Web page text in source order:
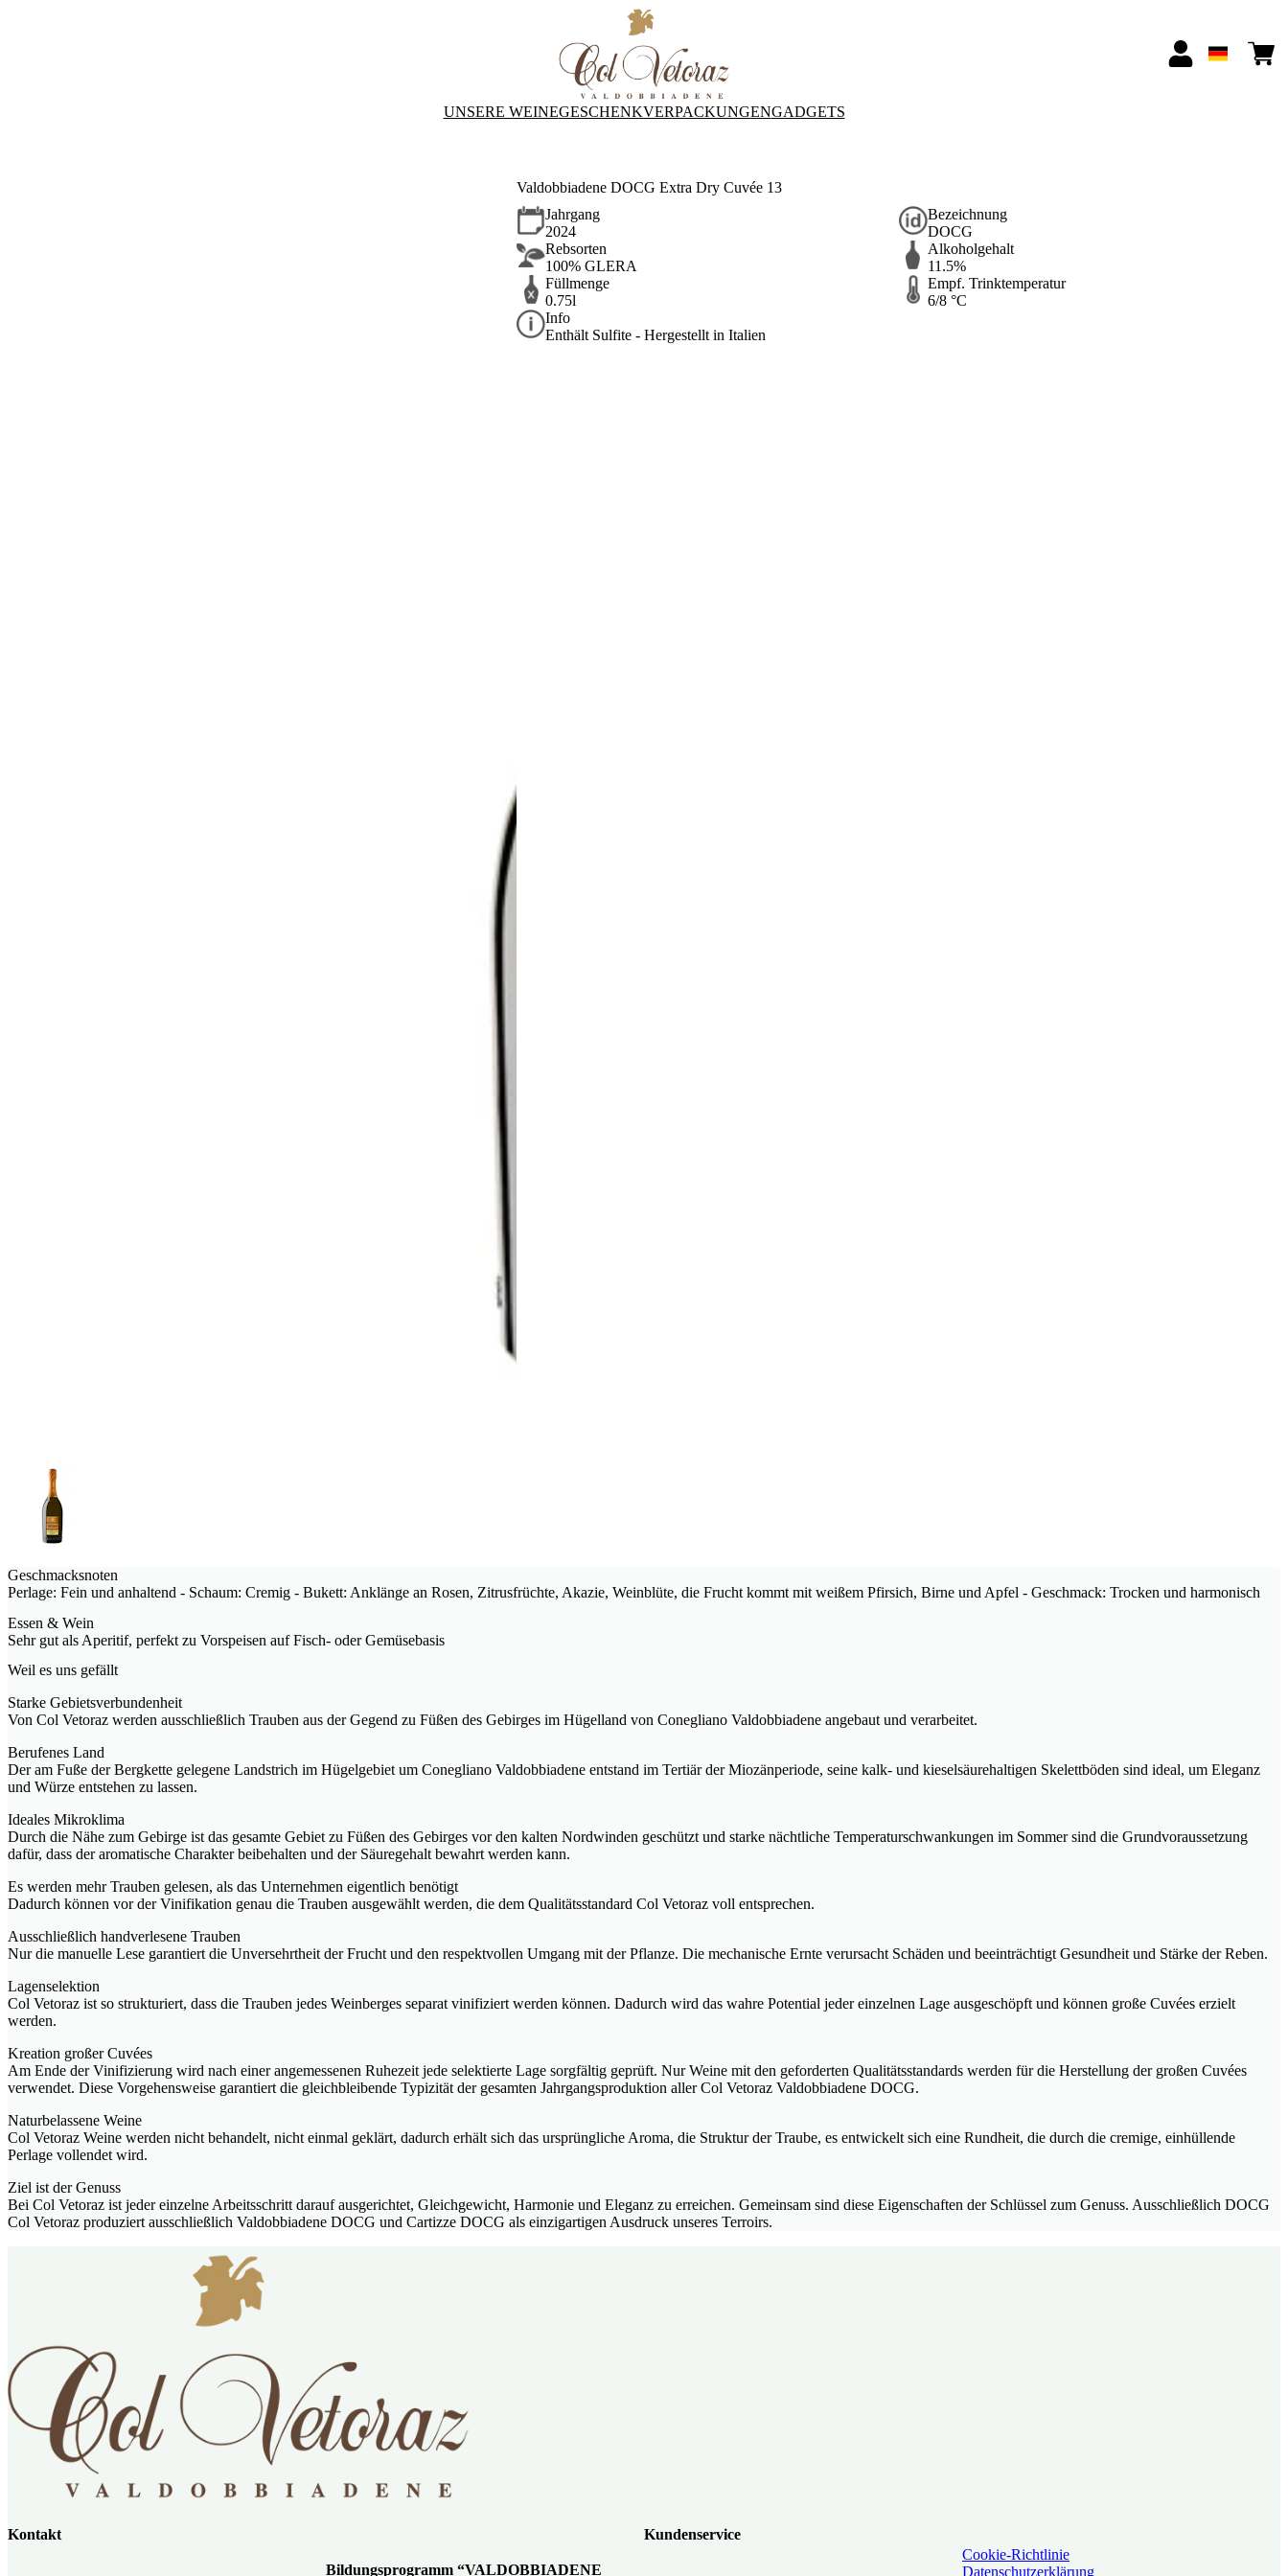
UNSERE WEINEGESCHENKVERPACKUNGENGADGETS
Valdobbiadene DOCG Extra Dry Cuvée 13
Jahrgang
2024
Bezeichnung
DOCG
Rebsorten
100% GLERA
Alkoholgehalt
11.5%
Füllmenge
0.75l
Empf. Trinktemperatur
6/8 °C
Info
Enthält Sulfite - Hergestellt in Italien
Geschmacksnoten
Perlage: Fein und anhaltend - Schaum: Cremig - Bukett: Anklänge an Rosen, Zitrusfrüchte, Akazie, Weinblüte, die Frucht kommt mit weißem Pfirsich, Birne und Apfel - Geschmack: Trocken und harmonisch
Essen & Wein
Sehr gut als Aperitif, perfekt zu Vorspeisen auf Fisch- oder Gemüsebasis
Weil es uns gefällt
Starke Gebietsverbundenheit
Von Col Vetoraz werden ausschließlich Trauben aus der Gegend zu Füßen des Gebirges im Hügelland von Conegliano Valdobbiadene angebaut und verarbeitet.
Berufenes Land
Der am Fuße der Bergkette gelegene Landstrich im Hügelgebiet um Conegliano Valdobbiadene entstand im Tertiär der Miozänperiode, seine kalk- und kieselsäurehaltigen Skelettböden sind ideal, um Eleganz
und Würze entstehen zu lassen.
Ideales Mikroklima
Durch die Nähe zum Gebirge ist das gesamte Gebiet zu Füßen des Gebirges vor den kalten Nordwinden geschützt und starke nächtliche Temperaturschwankungen im Sommer sind die Grundvoraussetzung
dafür, dass der aromatische Charakter beibehalten und der Säuregehalt bewahrt werden kann.
Es werden mehr Trauben gelesen, als das Unternehmen eigentlich benötigt
Dadurch können vor der Vinifikation genau die Trauben ausgewählt werden, die dem Qualitätsstandard Col Vetoraz voll entsprechen.
Ausschließlich handverlesene Trauben
Nur die manuelle Lese garantiert die Unversehrtheit der Frucht und den respektvollen Umgang mit der Pflanze. Die mechanische Ernte verursacht Schäden und beeinträchtigt Gesundheit und Stärke der Reben.
Lagenselektion
Col Vetoraz ist so strukturiert, dass die Trauben jedes Weinberges separat vinifiziert werden können. Dadurch wird das wahre Potential jeder einzelnen Lage ausgeschöpft und können große Cuvées erzielt
werden.
Kreation großer Cuvées
Am Ende der Vinifizierung wird nach einer angemessenen Ruhezeit jede selektierte Lage sorgfältig geprüft. Nur Weine mit den geforderten Qualitätsstandards werden für die Herstellung der großen Cuvées
verwendet. Diese Vorgehensweise garantiert die gleichbleibende Typizität der gesamten Jahrgangsproduktion aller Col Vetoraz Valdobbiadene DOCG.
Naturbelassene Weine
Col Vetoraz Weine werden nicht behandelt, nicht einmal geklärt, dadurch erhält sich das ursprüngliche Aroma, die Struktur der Traube, es entwickelt sich eine Rundheit, die durch die cremige, einhüllende
Perlage vollendet wird.
Ziel ist der Genuss
Bei Col Vetoraz ist jeder einzelne Arbeitsschritt darauf ausgerichtet, Gleichgewicht, Harmonie und Eleganz zu erreichen. Gemeinsam sind diese Eigenschaften der Schlüssel zum Genuss. Ausschließlich DOCG
Col Vetoraz produziert ausschließlich Valdobbiadene DOCG und Cartizze DOCG als einzigartigen Ausdruck unseres Terroirs.
Kontakt
Bildungsprogramm “VALDOBBIADENE
Kundenservice
Cookie-Richtlinie
Datenschutzerklärung